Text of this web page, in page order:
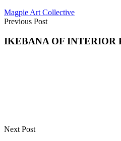
Magpie Art Collective
Previous Post
IKEBANA OF INTERIOR
Next Post